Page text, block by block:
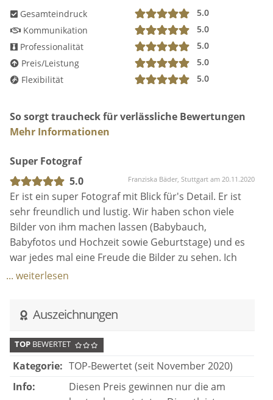
Gesamteindruck
5.0
Kommunikation
5.0
Professionalität
5.0
Preis/Leistung
5.0
Flexibilität
5.0
So sorgt traucheck für verlässliche Bewertungen
Mehr Informationen
Super Fotograf
5.0
Franziska Bäder, Stuttgart am 20.11.2020
Er ist ein super Fotograf mit Blick für's Detail. Er ist
sehr freundlich und lustig. Wir haben schon viele
Bilder von ihm machen lassen (Babybauch,
Babyfotos und Hochzeit sowie Geburtstage) und es
war jedes mal eine Freude die Bilder zu sehen. Ich
empfehle ihn zu 100% weiter und ich buche ihn in
... weiterlesen
Auszeichnungen
TOP BEWERTET
Kategorie: TOP-Bewertet (seit November 2020)
Info:
Diesen Preis gewinnen nur die am